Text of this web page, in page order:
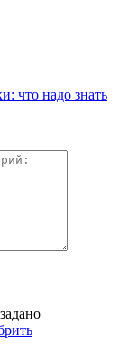
что надо знать